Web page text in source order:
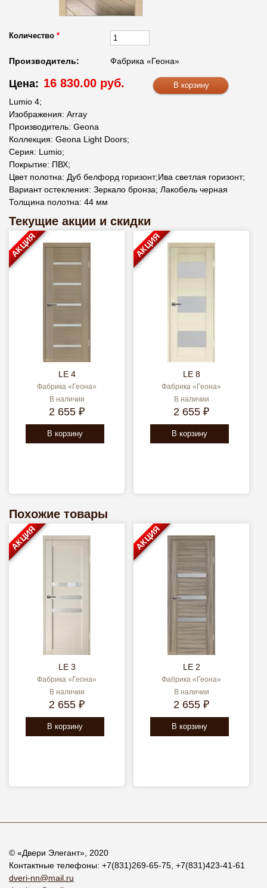
Количество *
Производитель: Фабрика «Геона»
Цена: 16 830.00 руб.
Lumio 4;
Изображения: Array
Производитель: Geona
Коллекция: Geona Light Doors;
Серия: Lumio;
Покрытие: ПВХ;
Цвет полотна: Дуб белфорд горизонт;Ива светлая горизонт;
Вариант остекления: Зеркало бронза; Лакобель черная
Толщина полотна: 44 мм
Текущие акции и скидки
LE 4
Фабрика «Геона»
В наличии
2 655 ₽
В корзину
АКЦИЯ
LE 8
Фабрика «Геона»
В наличии
2 655 ₽
В корзину
АКЦИЯ
Похожие товары
LE 3
Фабрика «Геона»
В наличии
2 655 ₽
В корзину
АКЦИЯ
LE 2
Фабрика «Геона»
В наличии
2 655 ₽
В корзину
АКЦИЯ
© «Двери Элегант», 2020
Контактные телефоны: +7(831)269-65-75 +7(831)423-41-61
dveri-nn@mail.ru